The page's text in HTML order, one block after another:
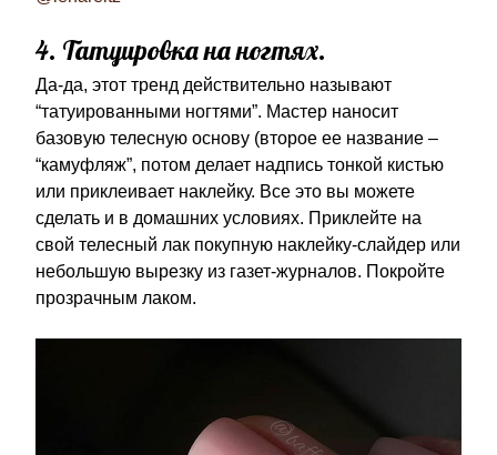
4. Татуировка на ногтях.
Да-да, этот тренд действительно называют
“татуированными ногтями”. Мастер наносит
базовую телесную основу (второе ее название –
“камуфляж”, потом делает надпись тонкой кистью
или приклеивает наклейку. Все это вы можете
сделать и в домашних условиях. Приклейте на
свой телесный лак покупную наклейку-слайдер или
небольшую вырезку из газет-журналов. Покройте
прозрачным лаком.